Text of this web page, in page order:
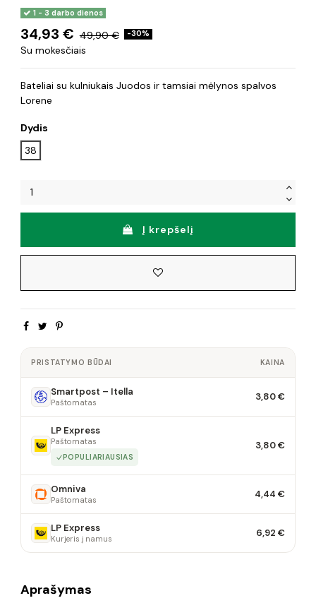
1 - 3 darbo dienos
34,93 € 49,90 € -30%
Su mokesčiais
Bateliai su kulniukais Juodos ir tamsiai mėlynos spalvos
Lorene
Dydis
38
Į krepšelį
PRISTATYMO BŪDAI KAINA
Smartpost – Itella
Paštomatas 3,80 €
LP Express
Paštomatas
POPULIARIAUSIAS
3,80 €
Omniva
Paštomatas 4,44 €
LP Express
Kurjeris į namus 6,92 €
Aprašymas